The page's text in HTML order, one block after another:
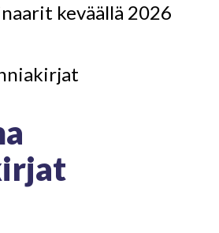
keväällä 2026